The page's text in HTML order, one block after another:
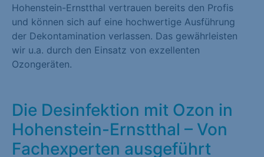
Hohenstein-Ernstthal vertrauen bereits den Profis
und können sich auf eine hochwertige Ausführung
der Dekontamination verlassen. Das gewährleisten
wir u.a. durch den Einsatz von exzellenten
Ozongeräten.
Die Desinfektion mit Ozon in
Hohenstein-Ernstthal – Von
Fachexperten ausgeführt